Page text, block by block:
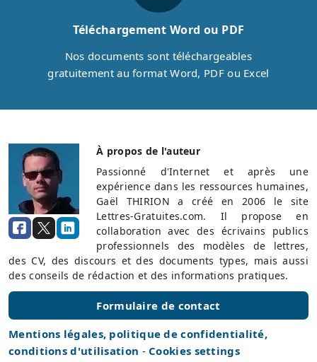
Téléchargement Word ou PDF
Nos documents sont téléchargeables
gratuitement au format Word, PDF ou Excel
À propos de l'auteur
Passionné d'Internet et après une
expérience dans les ressources humaines,
Gaël THIRION a créé en 2006 le site
Lettres-Gratuites.com. Il propose en
collaboration avec des écrivains publics
professionnels des modèles de lettres,
des CV, des discours et des documents types, mais aussi
des conseils de rédaction et des informations pratiques.
Formulaire de contact
Mentions légales, politique de confidentialité,
conditions d'utilisation - Cookies settings